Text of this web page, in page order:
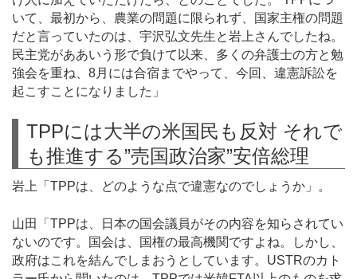
いて、最初から、農業の問題に限られず、国家主権の問題
だと言っていたのは、宇沢弘文先生と岩上さんでしたね。
民主党がああいう形で負けて以来、多くの弁護士の方と勉
強会を重ね、8月には合宿までやって、今回、違憲訴訟を
起こすことになりました」
TPPには大半の米国民も反対 それで
も推進する”売国政治家”安倍総理
岩上「TPPは、どのような点で違憲なのでしょうか」。
山田「TPPは、日本の国会議員がその内容を知らされてい
ないのです。国会は、国権の最高機関ですよね。しかし、
政府はこれを結んでしまおうとしています。USTRのカト